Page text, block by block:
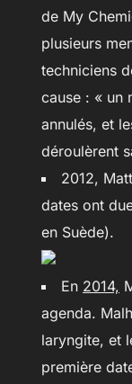
de My
plusieurs
techniciens
cause : « un
annulés, et
déroulèrent
2012,
dates ont
en Suède).
En 2014,
agenda.
laryngite, et
première